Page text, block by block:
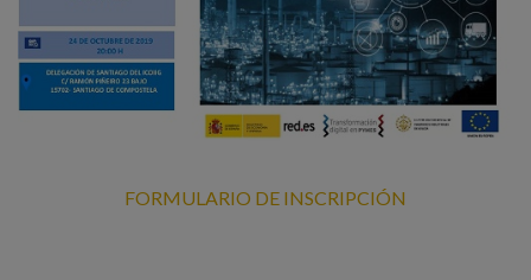
FORMULARIO DE INSCRIPCIÓN